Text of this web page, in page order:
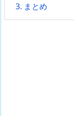
3. まとめ